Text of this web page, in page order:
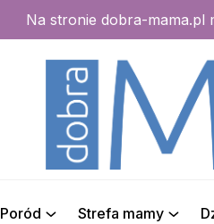
Na stronie dobra-mama.pl
Poród Strefa mamy